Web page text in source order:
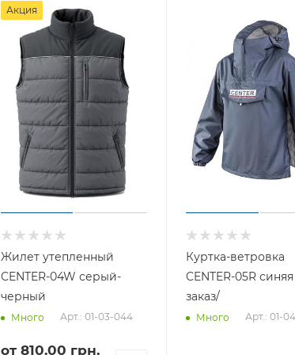
Акция
Жилет утепленный
CENTER-04W серый-
черный
Много Арт.: 01-03-044
от 810.00 грн.
Куртка-ветровка
CENTER-05R
заказ/
Много Арт.: 01-